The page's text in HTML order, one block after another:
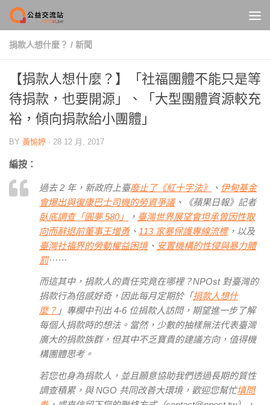
Skip to content
捐款人想什麼？ / 新聞
【捐款人想什麼？】「社福團體不能只是等
待捐款，也要開源」、「大型團體資源較充
裕，傾向捐款給小團體」
BY 黃愉婷 · 28 12 月, 2017
編按：
過去 2 年，新政府上臺廢止了《紅十字法》 、 伊甸基金
會爆出與復康巴士司機的勞資爭議、《蘋果日報》記者
臥底調查「圓夢 580」
， 臺灣世界展望會坦承曾因性取
向而辭退前董事王增勇、 113 家暴保護專線流標，以及
臺灣社福界的勞動權益困境、 安置機構的性侵與暴力體
罰⋯⋯
而這其中，捐款人的責任究竟在哪裡？NPOst 對臺灣的
捐款行為倍感好奇，因此每月定期於「捐款人想什
麼？ 」專欄中刊出 4-6 位捐款人訪問，期望進一步了解
每個人捐款時的想法。當然，少數的抽樣無法代表臺灣
廣大的捐款族群，但其中不乏寶貴的建議方向，值得機
構團體思考。
若您也身為捐款人，並且願意協助我們透過長期的質性
調查積累，與 NGO 共同改善大環境，歡迎您幫忙填問